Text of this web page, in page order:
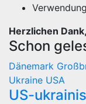
Herzlichen
Schon
Dänemark
Ukraine USA
US-